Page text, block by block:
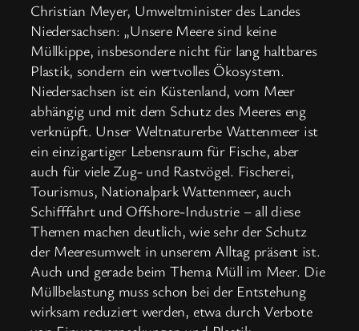
Christian Meyer, Umweltminister des Landes
Niedersachsen: „Unsere Meere sind keine
Müllkippe, insbesondere nicht für lang haltbares
Plastik, sondern ein wertvolles Ökosystem.
Niedersachsen ist ein Küstenland, vom Meer
abhängig und mit dem Schutz des Meeres eng
verknüpft. Unser Weltnaturerbe Wattenmeer ist
ein einzigartiger Lebensraum für Fische, aber
auch für viele Zug- und Rastvögel. Fischerei,
Tourismus, Nationalpark Wattenmeer, auch
Schifffahrt und Offshore-Industrie – all diese
Themen machen deutlich, wie sehr der Schutz
der Meeresumwelt in unserem Alltag präsent ist.
Auch und gerade beim Thema Müll im Meer. Die
Müllbelastung muss schon bei der Entstehung
wirksam reduziert werden, etwa durch Verbote